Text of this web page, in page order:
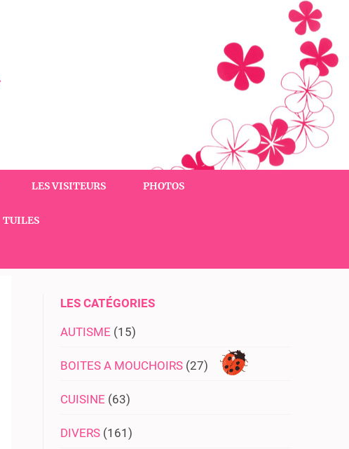
LES VISITEURS PHOTOS
TUILES
LES CATÉGORIES
AUTISME (15)
BOITES A MOUCHOIRS (27)
CUISINE (63)
DIVERS (161)